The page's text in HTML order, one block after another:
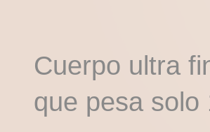
Cuerpo ultra
que pesa solo